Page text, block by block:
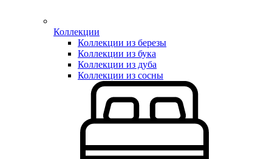
Коллекции
Коллекции из березы
Коллекции из бука
Коллекции из дуба
Коллекции из сосны